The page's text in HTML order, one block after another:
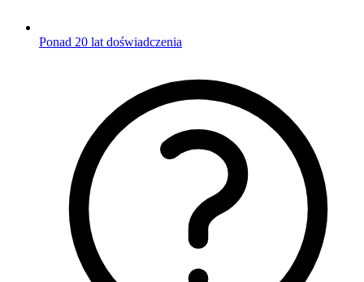
Ponad 20 lat doświadczenia